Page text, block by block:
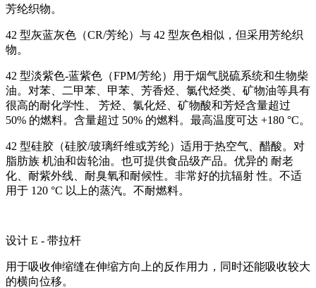
芳纶织物。
42 型灰蓝灰色（CR/芳纶）与 42 型灰色相似，但采用芳纶织
物。
42 型淡紫色-蓝紫色（FPM/芳纶）用于烟气脱硫系统和生物柴
油。对苯、二甲苯、甲苯、芳香烃、氯代烃类、矿物油等具有
很高的耐化学性、 芳烃、氯化烃、矿物酸和芳烃含量超过
50% 的燃料。含量超过 50% 的燃料。最高温度可达 +180 °C。
42 型硅胶（硅胶/玻璃纤维或芳纶）适用于热空气、醋酸。对
脂肪族 机油和齿轮油。也可提供食品级产品。优异的 耐老
化、耐紫外线、耐臭氧和耐候性。非常好的抗辐射 性。不适
用于 120 °C 以上的蒸汽。不耐燃料。
设计 E - 带拉杆
用于吸收伸缩缝在伸缩方向上的反作用力，同时还能吸收较大
的横向位移。